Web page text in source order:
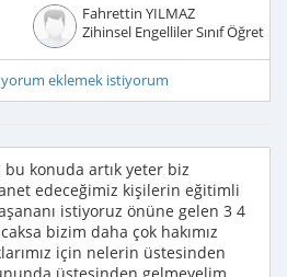
Fahrettin YILMAZ
Zihinsel Engelliler Sınıf
eklemek istiyorum
bu konuda artık yeter biz
edeceğimiz kişilerin eğitimli
istiyoruz önüne gelen 3 4
bizim daha çok hakımız
için nelerin üstesinden